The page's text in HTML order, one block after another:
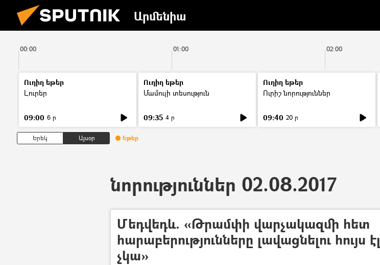
Արմենիա
00:00 01:00 02:00
Ուղիղ եթեր
Լուրեր
09:00 6 ր
Ուղիղ եթեր
Մամուլի տեսություն
09:35 4 ր
Ուղիղ եթեր
Ուրիշ նորություններ
09:40 20 ր
Երեկ Այսօր Եթեր
նորություններ 02.08.2017
Մեդվեդև. «Թրամփի վարչակազմի հետ
հարաբերությունները լավացնելու հույս էլ
չկա»